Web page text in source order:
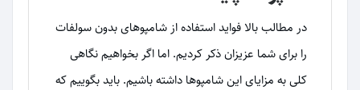
در مطالب بالا فواید استفاده از شامپوهای بدون سولفات
را برای شما عزیزان ذکر کردیم. اما اگر بخواهیم نگاهی
کلی به مزایای این شامپوها داشته باشیم. باید بگوییم که